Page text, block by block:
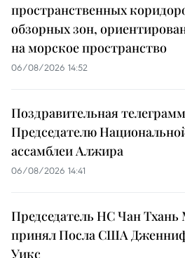
пространственных
обзорных зон,
на морское пространство
06/08/2026 14:52
Поздравительная
Председателю
ассамблеи Алжира
06/08/2026 14:41
Председатель НС Чан Тхань
принял Посла США
Уикс